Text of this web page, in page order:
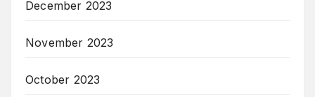
December 2023
November 2023
October 2023